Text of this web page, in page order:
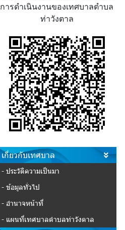
การดำเนินงานของเทศบาลตำบล
ท่าวังตาล
เกี่ยวกับเทศบาล
- ประวัติความเป็นมา
- ข้อมูลทั่วไป
- อำนาจหน้าที่
- แผนที่เทศบาลตำบลท่าวังตาล